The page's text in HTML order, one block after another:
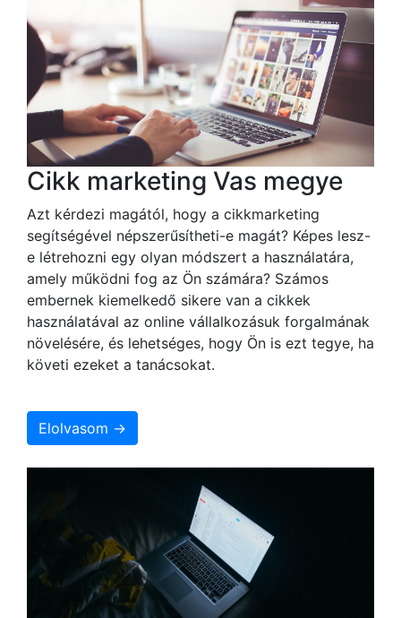
Cikk marketing Vas megye
Azt kérdezi magától, hogy a cikkmarketing
segítségével népszerűsítheti-e magát? Képes lesz-
e létrehozni egy olyan módszert a használatára,
amely működni fog az Ön számára? Számos
embernek kiemelkedő sikere van a cikkek
használatával az online vállalkozásuk forgalmának
növelésére, és lehetséges, hogy Ön is ezt tegye, ha
követi ezeket a tanácsokat.
Elolvasom →